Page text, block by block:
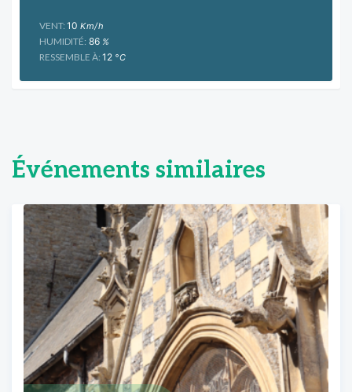
VENT: 10 Km/h
HUMIDITÉ: 86 %
RESSEMBLE À: 12 °C
Événements similaires